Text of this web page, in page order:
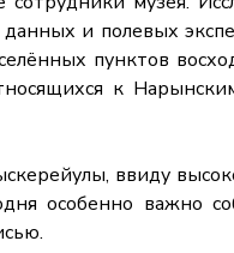
данных и полевых
пунктов
к
ввиду
особенно важно